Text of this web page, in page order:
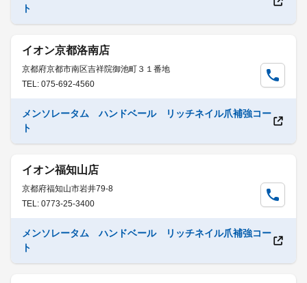
ト
イオン京都洛南店
京都府京都市南区吉祥院御池町３１番地
TEL: 075-692-4560
メンソレータム ハンドベール リッチネイル爪補強コー
ト
イオン福知山店
京都府福知山市岩井79-8
TEL: 0773-25-3400
メンソレータム ハンドベール リッチネイル爪補強コー
ト